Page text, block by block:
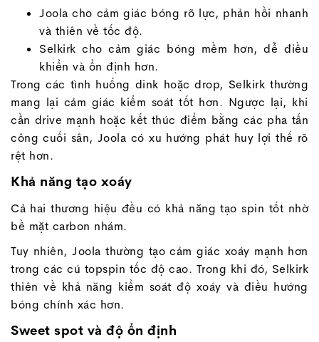
Joola cho cảm giác bóng rõ lực, phản hồi nhanh
và thiên về tốc độ.
Selkirk cho cảm giác bóng mềm hơn, dễ điều
khiển và ổn định hơn.
Trong các tình huống dink hoặc drop, Selkirk thường
mang lại cảm giác kiểm soát tốt hơn. Ngược lại, khi
cần drive mạnh hoặc kết thúc điểm bằng các pha tấn
công cuối sân, Joola có xu hướng phát huy lợi thế rõ
rệt hơn.
Khả năng tạo xoáy
Cả hai thương hiệu đều có khả năng tạo spin tốt nhờ
bề mặt carbon nhám.
Tuy nhiên, Joola thường tạo cảm giác xoáy mạnh hơn
trong các cú topspin tốc độ cao. Trong khi đó, Selkirk
thiên về khả năng kiểm soát độ xoáy và điều hướng
bóng chính xác hơn.
Sweet spot và độ ổn định